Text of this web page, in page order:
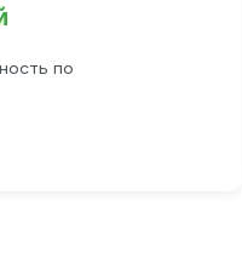
по